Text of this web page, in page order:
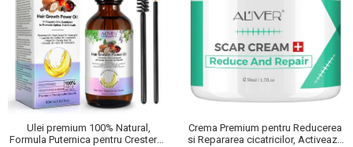
Ulei premium 100% Natural,
Formula Puternica pentru Cresterea
Crema Premium pentru Reducerea
si Repararea cicatricilor, Activeaza